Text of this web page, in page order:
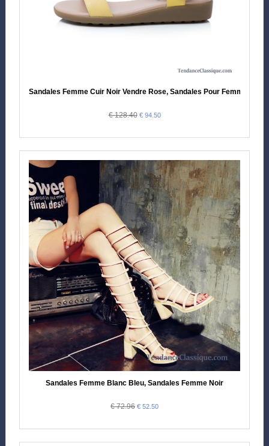
Sandales Femme Cuir Noir Vendre Rose, Sandales Pour Femme Pas
€ 128.40 € 94.50
Sandales Femme Blanc Bleu, Sandales Femme Noir
€ 72.96 € 52.50